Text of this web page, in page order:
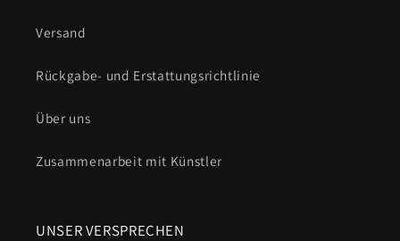
Versand
Rückgabe- und Erstattungsrichtlinie
Über uns
Zusammenarbeit mit Künstler
UNSER VERSPRECHEN